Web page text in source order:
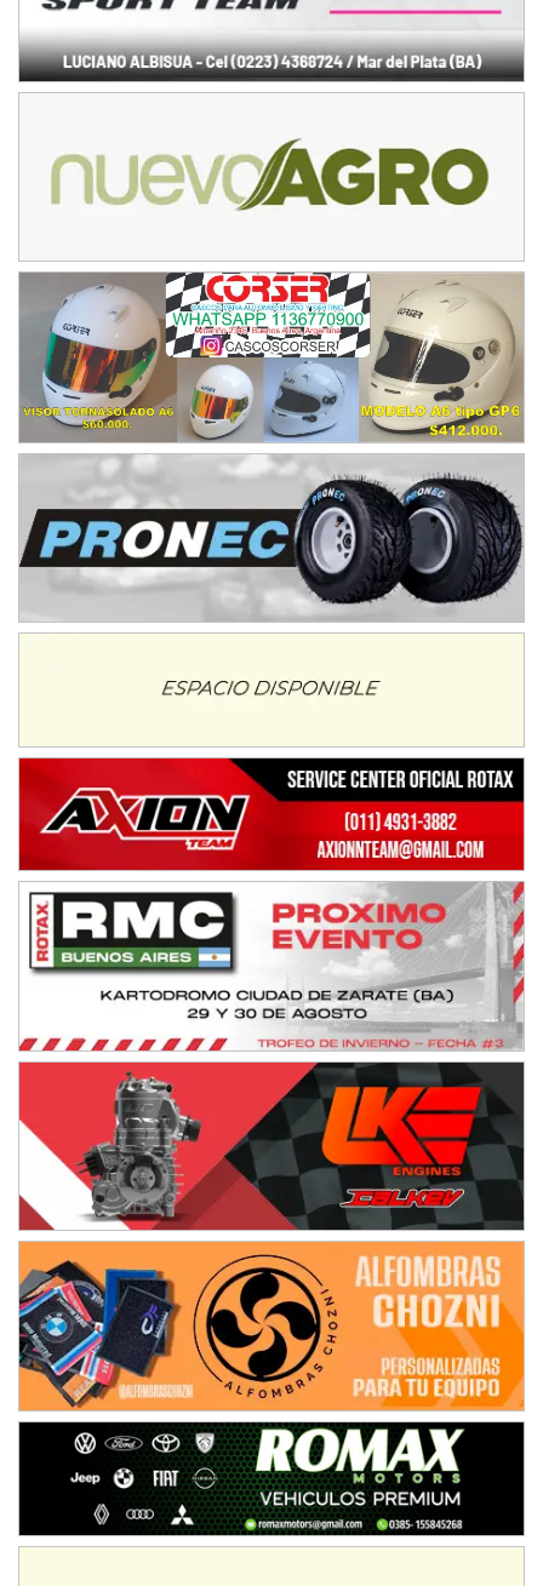
NORESTE SANTAFESINO - F6
Ciudad de Avellaneda (Asfalto)
SUR SANTAFESINO - F4
José Samuel Sánchez (Tierra)
Rufino (Santa Fe)
Juan Navarro (Asfalto)
El Timbó (Tucumán)